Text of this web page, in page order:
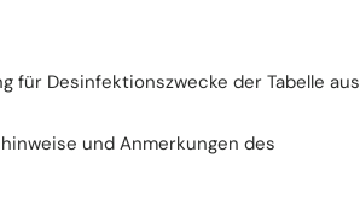
für Desinfektionszwecke der Tabelle aus
und Anmerkungen des